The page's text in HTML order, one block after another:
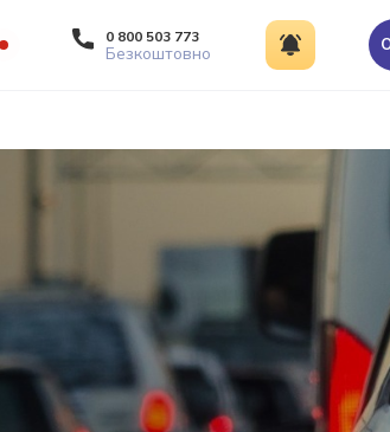
0 800 503 773
Безкоштовно